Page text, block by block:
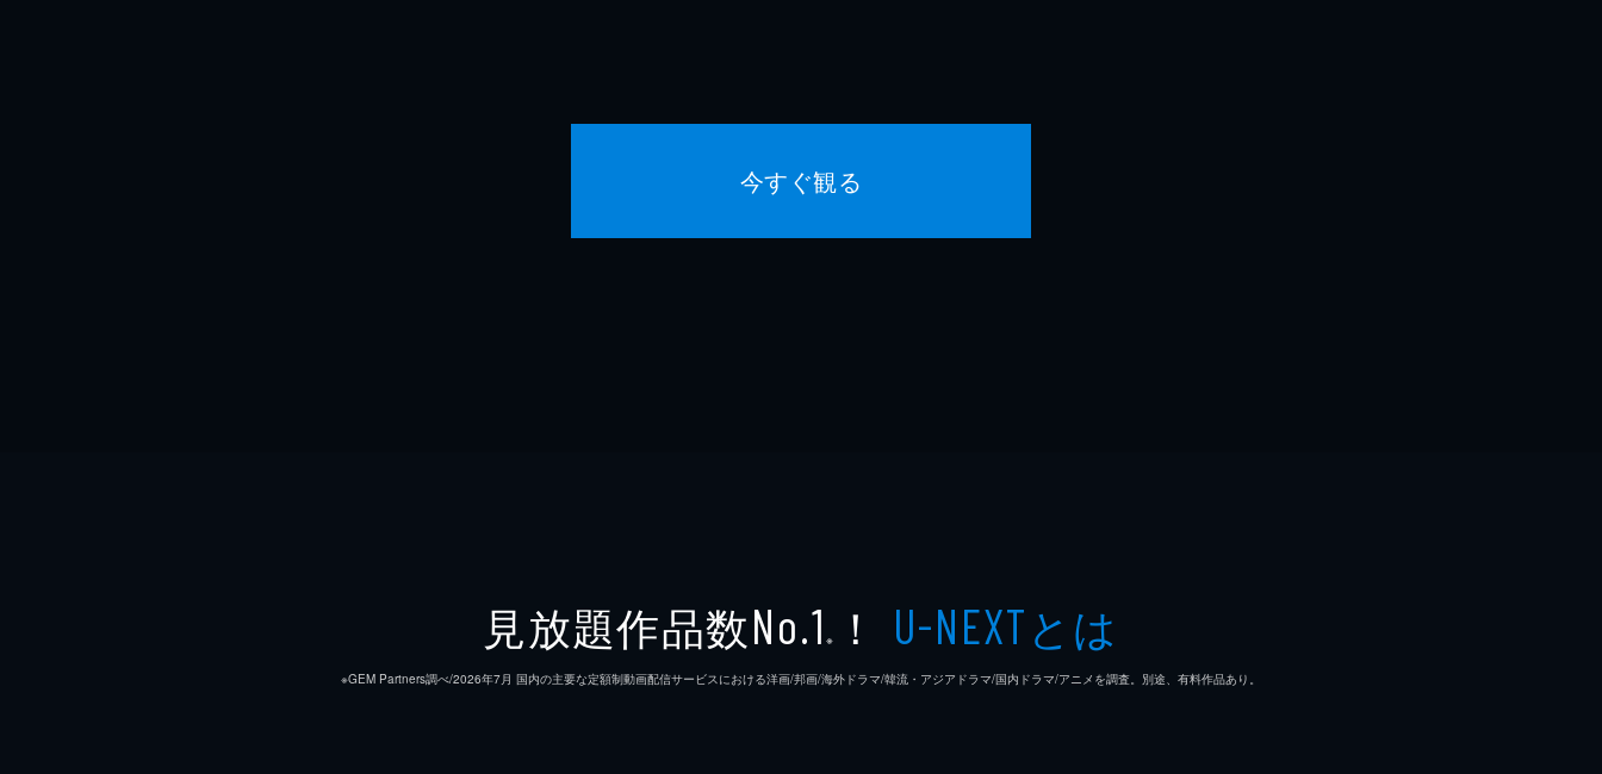
今すぐ観る
見放題作品数No.1 ※ ！ U-NEXTとは
※GEM Partners調べ/2026年7⽉ 国内の主要な定額制動画配信サービスにおける洋画/邦画/海外ドラマ/韓流・アジアドラマ/国内ドラマ/アニメを調査。別途、有料作品あり。